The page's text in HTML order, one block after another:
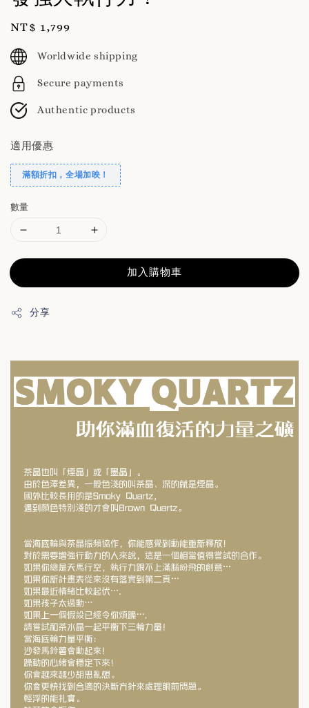
Regular
price
NT$ 1,799
Worldwide shipping
Secure payments
Authentic products
適用優惠
滿額折扣，全場加映！
數量
加入購物車
分享